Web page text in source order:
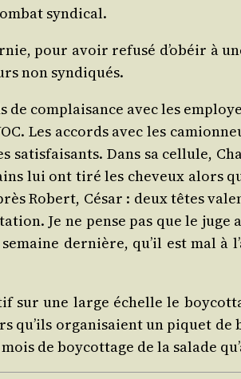
syndical.
pour avoir refu­sé d’obéir à
non syndiqués.
de com­plai­sance avec les
Les accords avec les
Dans sa cel­lule,
lui ont tiré les che­veux alors
Robert, César : deux têtes
Je ne pense pas que le
der­nière, qu’il est mal à
sur une large échelle le
orga­ni­saient un piquet de
de boy­cot­tage de la salade